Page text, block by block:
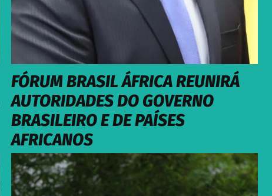
FÓRUM BRASIL ÁFRICA REUNIRÁ
AUTORIDADES DO GOVERNO
BRASILEIRO E DE PAÍSES
AFRICANOS